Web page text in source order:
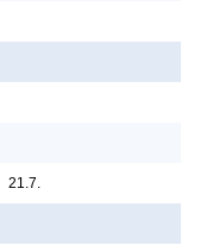
21.7.